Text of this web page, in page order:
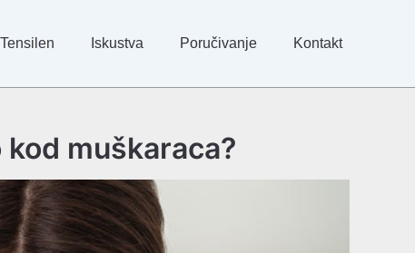
Iskustva Poručivanje Kontakt
muškaraca?